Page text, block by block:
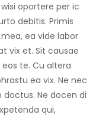
oportere per ic
debitis. Primis
ea vide labor
vix et. Sit causae
te. Cu altera
ea vix. Ne nec
Ne docen di
qui,